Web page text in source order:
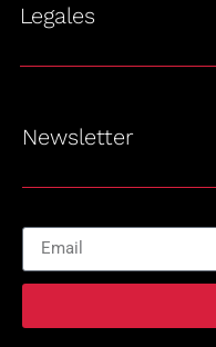
Legales
Newsletter